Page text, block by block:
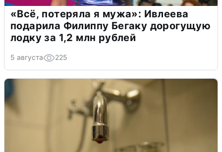
«Всё, потеряла я мужа»: Ивлеева
подарила Филиппу Бегаку дорогущую
лодку за 1,2 млн рублей
5 августа 225